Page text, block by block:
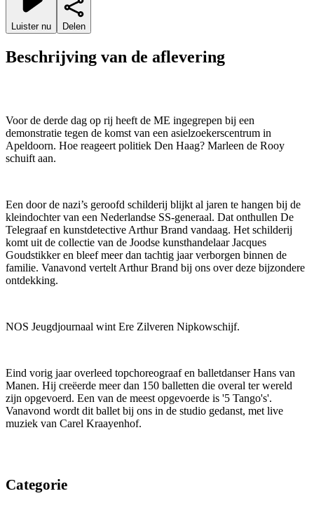
Luister nu Delen
Beschrijving van de aflevering
Voor de derde dag op rij heeft de ME ingegrepen bij een
demonstratie tegen de komst van een asielzoekerscentrum in
Apeldoorn. Hoe reageert politiek Den Haag? Marleen de Rooy
schuift aan.
Een door de nazi’s geroofd schilderij blijkt al jaren te hangen bij de
kleindochter van een Nederlandse SS-generaal. Dat onthullen De
Telegraaf en kunstdetective Arthur Brand vandaag. Het schilderij
komt uit de collectie van de Joodse kunsthandelaar Jacques
Goudstikker en bleef meer dan tachtig jaar verborgen binnen de
familie. Vanavond vertelt Arthur Brand bij ons over deze bijzondere
ontdekking.
NOS Jeugdjournaal wint Ere Zilveren Nipkowschijf.
Eind vorig jaar overleed topchoreograaf en balletdanser Hans van
Manen. Hij creëerde meer dan 150 balletten die overal ter wereld
zijn opgevoerd. Een van de meest opgevoerde is '5 Tango's'.
Vanavond wordt dit ballet bij ons in de studio gedanst, met live
muziek van Carel Kraayenhof.
Categorie